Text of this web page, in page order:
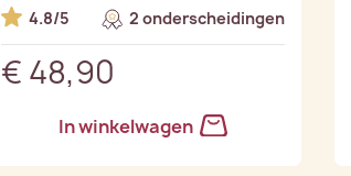
4.8/5 2 onderscheidingen
€ 48,90
In winkelwagen